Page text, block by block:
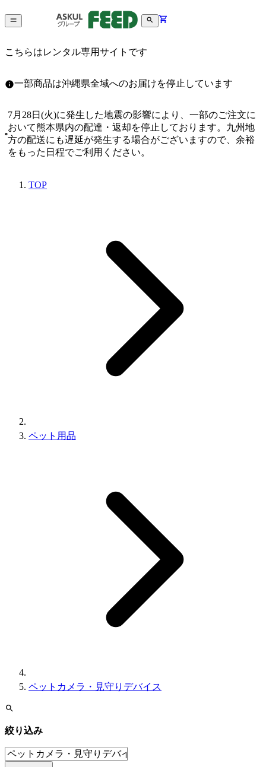
こちらはレンタル専用サイトです
一部商品は沖縄県全域へのお届けを停止しています
7月28日(火)に発生した地震の影響により、一部のご注文に
おいて熊本県内の配達・返却を停止しております。九州地
方の配送にも遅延が発生する場合がございますので、余裕
をもった日程でご利用ください。
TOP
ペット用品
ペットカメラ・見守りデバイス
絞り込み